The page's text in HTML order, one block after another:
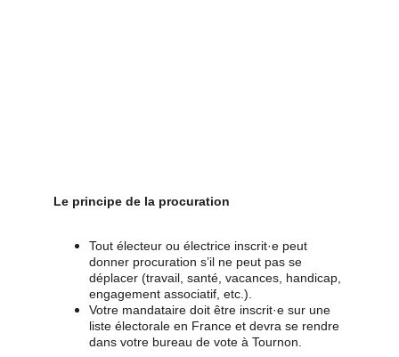
Le principe de la procuration
Tout électeur ou électrice inscrit·e peut
donner procuration s’il ne peut pas se
déplacer (travail, santé, vacances, handicap,
engagement associatif, etc.).
Votre mandataire doit être inscrit·e sur une
liste électorale en France et devra se rendre
dans votre bureau de vote à Tournon.